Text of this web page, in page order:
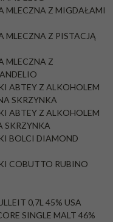
MLECZNA Z MIGDAŁAMI
MLECZNA Z PISTACJĄ
MLECZNA Z
ABTEY Z ALKOHOLEM
SKRZYNKA
ABTEY Z ALKOHOLEM
SKRZYNKA
BOLCI DIAMOND
COBUTTO RUBINO
0,7L 45% USA
SINGLE MALT 46%